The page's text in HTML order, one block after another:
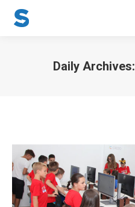
Daily Archives: